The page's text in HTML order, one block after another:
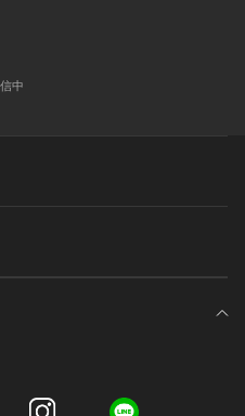
中